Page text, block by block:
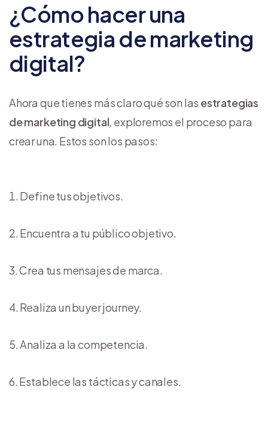
¿Cómo hacer una
estrategia de marketing
digital?
Ahora que tienes más claro qué son las estrategias
de marketing digital, exploremos el proceso para
crear una. Estos son los pasos:
Define tus objetivos.
Encuentra a tu público objetivo.
Crea tus mensajes de marca.
Realiza un buyer journey.
Analiza a la competencia.
Establece las tácticas y canales.